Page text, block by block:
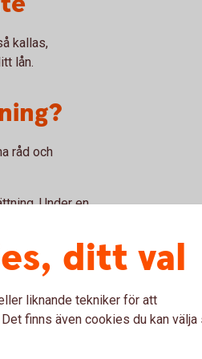
kallas,
lån.
råd och
Under en
bundna
sedan till 1
ditt val
liknande tekniker för att
finns även cookies du kan välja